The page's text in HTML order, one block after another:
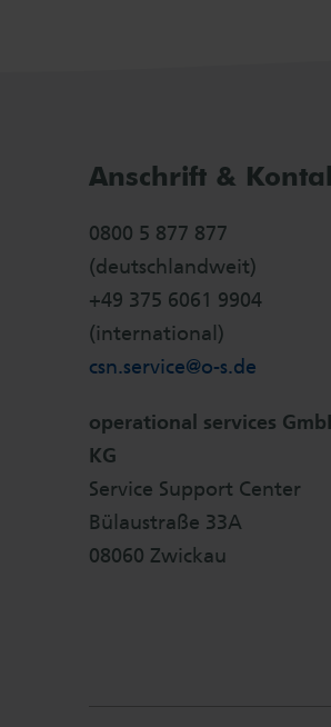
Anschrift &
0800 5 877 877
(deutschlandweit)
+49 375 6061 9904
(international)
csn.service@o-s.de
operational services
KG
Service Support Center
Bülaustraße 33A
08060 Zwickau